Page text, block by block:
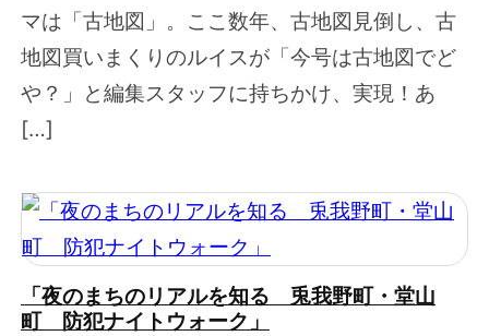
マは「古地図」。ここ数年、古地図見倒し、古
地図買いまくりのルイスが「今号は古地図でど
や？」と編集スタッフに持ちかけ、実現！あ
[…]
「夜のまちのリアルを知る 兎我野町・堂山
町 防犯ナイトウォーク」